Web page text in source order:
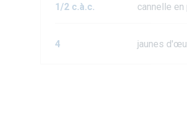
1/2 c.à.c. cannelle en
4 jaunes